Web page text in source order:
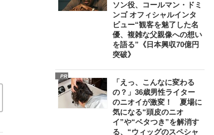
ソン役、コールマン・ドミ
ンゴ オフィシャルインタ
ビュー“観客を魅了した名
優、複雑な父親像への想い
を語る”《日本興収70億円
突破》
PR
「えっ、こんなに変わる
の？」36歳男性ライター
のニオイが激変！ 夏場に
気になる“頭皮のニオ
イ”や“ベタつき”を解消す
る、“ウィッグのスペシャ